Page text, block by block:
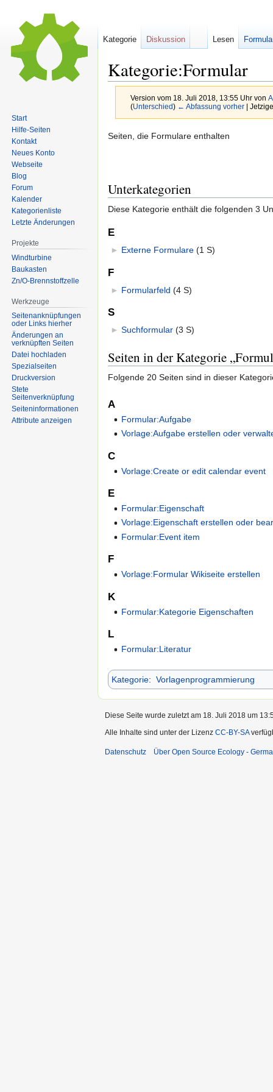
Kategorie:Formular
Version vom 18. Juli 2018, 13:55 Uhr von
(Unterschied) ← Abfassung vorher|
Zur
Zur
Seiten, die Formulare enthalten
Unterkategorien
Diese Kategorie enthält die folgenden 3
E
► Externe Formulare‎ (1 S)
F
► Formularfeld (4 S)
S
► Suchformular‎ (3 S)
Seiten in der Kategorie
Folgende 20 Seiten sind in dieser
A
Formular:Aufgabe
Vorlage:Aufgabe erstellen oder
C
Vorlage:Create or edit calendar event
E
Formular:Eigenschaft
Vorlage:Eigenschaft erstellen oder
Formular:Event item
F
Vorlage:Formular Wikiseite erstellen
K
Formular:Kategorie Eigenschaften
L
Formular:Literatur
Kategorie: Vorlagenprogrammierung
Kategorie Diskussion Lesen
Start
Hilfe-Seiten
Kontakt
Neues Konto
Webseite
Blog
Forum
Kalender
Kategorienliste
Letzte Änderungen
Projekte
Windturbine
Baukasten
Zn/O-Brennstoffzelle
Werkzeuge
Seitenanknüpfungen
oder Links hierher
Änderungen an
verknüpften Seiten
Datei hochladen
Spezialseiten
Druckversion
Stete
Seitenverknüpfung
Seiten­informationen
Attribute anzeigen
Diese Seite wurde zuletzt am 18. Juli 2018 um
Alle Inhalte sind unter der Lizenz CC-BY-SA
Datenschutz Über Open Source Ecology -